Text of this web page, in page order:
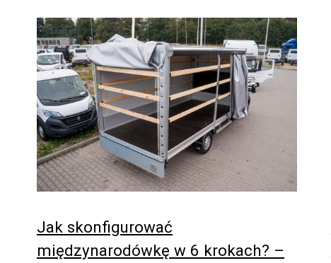
Jak skonfigurować
międzynarodówkę w 6 krokach? –